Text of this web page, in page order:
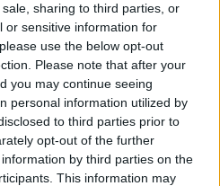
sharing to third parties, or
or sensitive information for
use the below opt-out
Please note that after your
you may continue seeing
personal information utilized by
to third parties prior to
opt-out of the further
by third parties on the
This information may